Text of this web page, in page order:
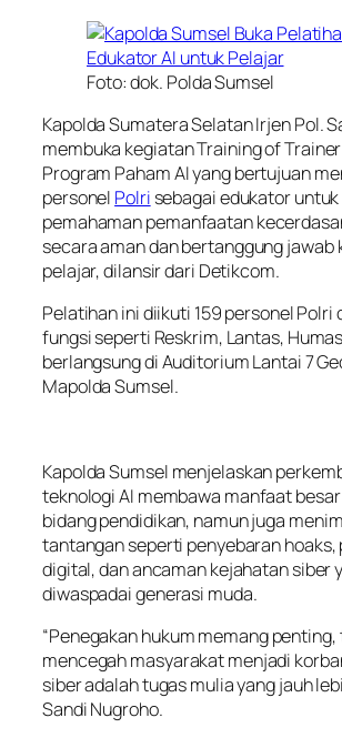
Foto: dok. Polda Sumsel
Kapolda Sumatera Selatan Irjen Pol.
membuka kegiatan Training of
Program Paham AI yang bertujuan
personel Polri sebagai edukator
pemahaman pemanfaatan
secara aman dan bertanggung jawab
pelajar, dilansir dari Detikcom.
Pelatihan ini diikuti 159 personel Polri
fungsi seperti Reskrim, Lantas,
berlangsung di Auditorium Lantai 7
Mapolda Sumsel.
Kapolda Sumsel menjelaskan
teknologi AI membawa manfaat
bidang pendidikan, namun juga
tantangan seperti penyebaran hoaks,
digital, dan ancaman kejahatan siber
diwaspadai generasi muda.
“Penegakan hukum memang
mencegah masyarakat menjadi
siber adalah tugas mulia yang jauh
Sandi Nugroho.